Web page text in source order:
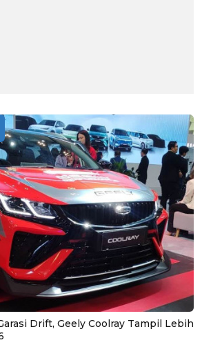
Drift, Geely Coolray Tampil Lebih